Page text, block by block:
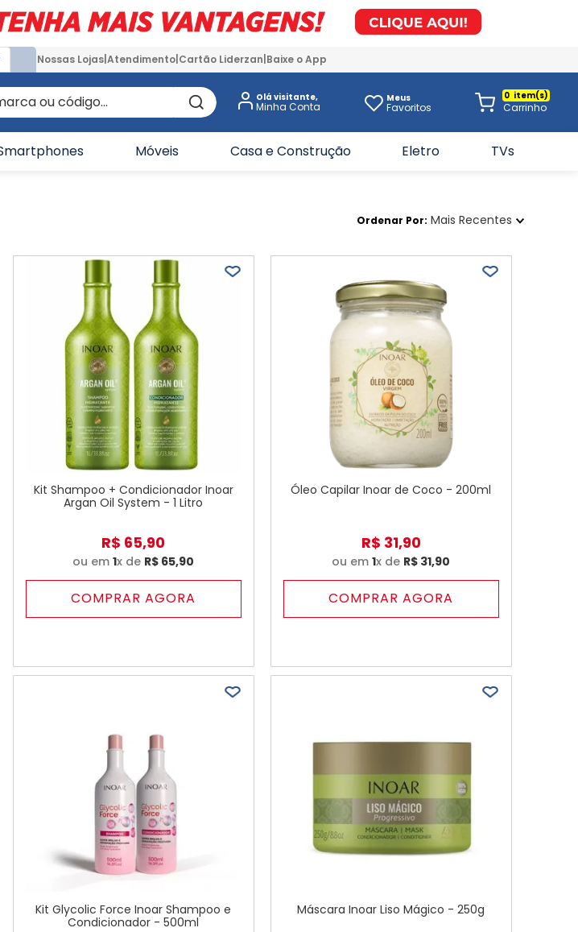
Nossas Lojas Atendimento Cartão Liderzan Baixe o App
ou código... Olá visitante, Meus
Favoritos
0
Móveis Casa e Construção Eletro TVs
Ordenar Por Mais Recentes
Kit Shampoo + Condicionador Inoar
Argan Oil System - 1 Litro
R$ 65,90
ou em1x de R$ 65,90
COMPRAR AGORA
Óleo Capilar Inoar de Coco - 200ml
R$ 31,90
ou em1x de R$ 31,90
COMPRAR AGORA
Kit Glycolic Force Inoar Shampoo e
Condicionador - 500ml
Máscara Inoar Liso Mágico - 250g